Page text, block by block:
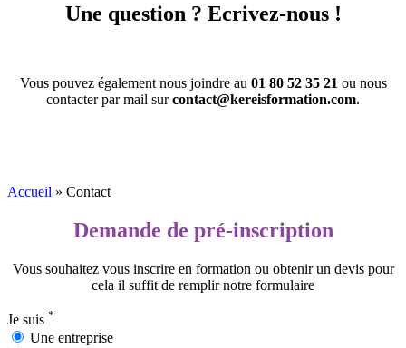
Une question ? Ecrivez-nous !
Vous pouvez également nous joindre au 01 80 52 35 21 ou nous
contacter par mail surcontact@kereisformation.com.
Accueil » Contact
Demande de pré-inscription
Vous souhaitez vous inscrire en formation ou obtenir un devis pour
cela il suffit de remplir notre formulaire
Je suis *
Une entreprise